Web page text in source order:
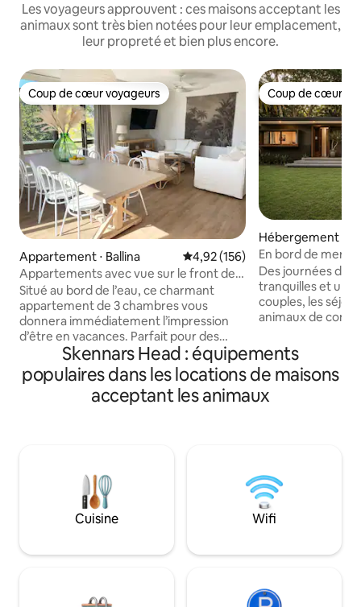
Les voyageurs approuvent : ces maisons acceptant les
animaux sont très bien notées pour leur emplacement,
leur propreté et bien plus encore.
Coup de cœur voyageurs
Coup de cœur voyageurs
Appartement ⋅ Ballina Évaluation moyenne sur la
4,92 (156)
Appartements avec vue sur le front de
mer de Ballina
Situé au bord de l’eau, ce charmant
appartement de 3 chambres vous
donnera immédiatement l’impression
d’être en vacances. Parfait pour des
séjours longs ou courts, que vous soyez
une famille ou des collègues de travail à
la recherche d’un hébergement au
cœur de Ballina. Cuisine équipée, lave-
de plafond dans tout le logement. 1 salle
de bain, mais avec deux toilettes. À
150 m du skatepark, à 200 m de l’aire de
jeux, à 500 m de deux plages, possibilité
Coup de cœur
Coup de cœur
Hébergement ⋅
En bord de mer à
Animaux
Des journées
tranquilles et un
couples, les
animaux de compagnie.
intimité totale
King Size et
avec baignoire,
privés. Zone cuisine/salle à manger/salon
apaisera. Le
bungalow de
Skennars Head : équipements
populaires dans les locations de maisons
acceptant les animaux
Cuisine Wifi